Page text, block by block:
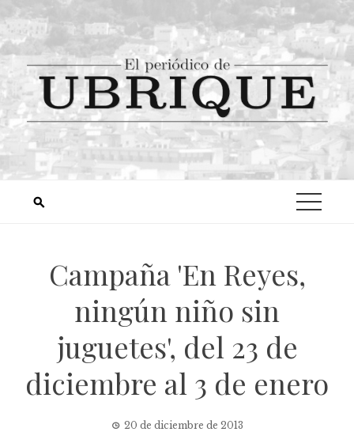
Campaña 'En Reyes,
ningún niño sin
juguetes', del 23 de
diciembre al 3 de enero
20 de diciembre de 2013